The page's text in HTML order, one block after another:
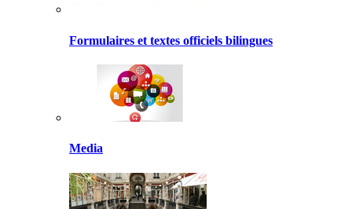
Formulaires et textes officiels bilingues
Media